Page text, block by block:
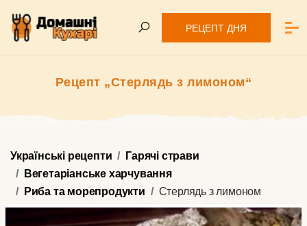
РЕЦЕПТ ДНЯ
Рецепт „Стерлядь з лимоном“
Українські рецепти
Гарячі страви
Вегетаріанське харчування
Риба та морепродукти
Стерлядь з лимоном